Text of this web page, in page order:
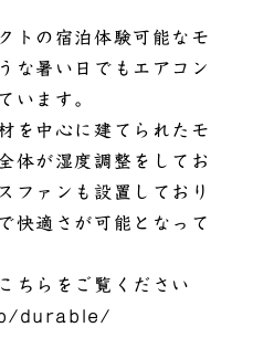
トの宿泊体験可能なモ
な暑い日でもエアコン
います。
を中心に建てられたモ
体が湿度調整をしてお
ファンも設置しており
快適さが可能となって
ちらをご覧ください
durable/